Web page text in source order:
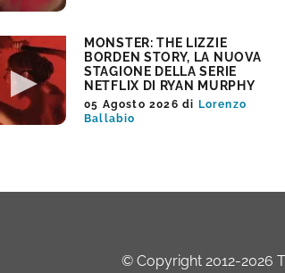
MONSTER: THE LIZZIE
BORDEN STORY, LA NUOVA
STAGIONE DELLA SERIE
NETFLIX DI RYAN MURPHY
05 Agosto 2026 di Lorenzo
Ballabio
© Copyright 2012-2026